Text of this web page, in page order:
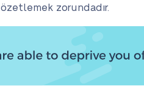
zorundadır.